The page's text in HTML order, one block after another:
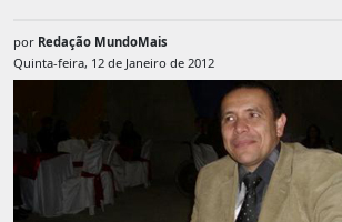
por Redação MundoMais
Quinta-feira, 12 de Janeiro de 2012